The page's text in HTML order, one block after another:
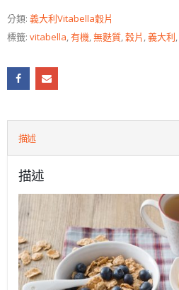
分類: 義大利Vitabella穀片
標籤: vitabella,有機,無麩質,穀片 ,義大利,
描述
描述